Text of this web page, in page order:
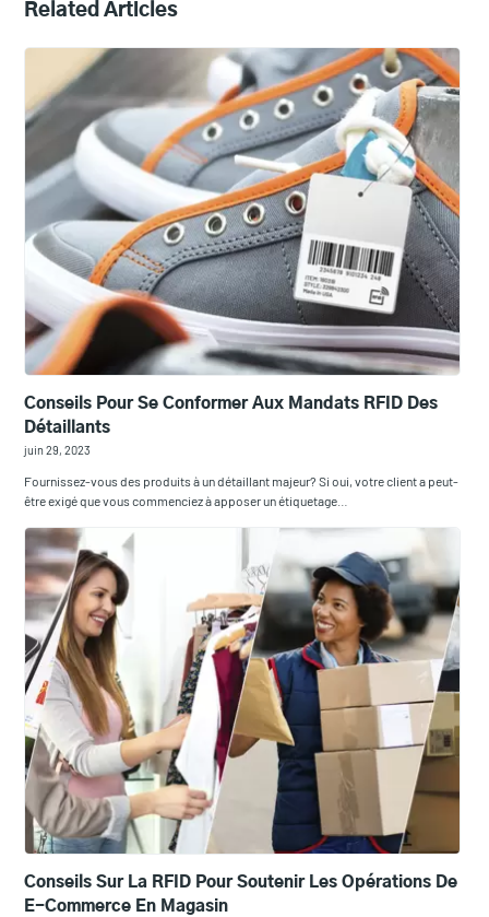
Related Articles
Conseils Pour Se Conformer Aux Mandats RFID Des
Détaillants
juin 29, 2023
Fournissez-vous des produits à un détaillant majeur? Si oui, votre client a peut-
être exigé que vous commenciez à apposer un étiquetage…
Conseils Sur La RFID Pour Soutenir Les Opérations De
E-Commerce En Magasin